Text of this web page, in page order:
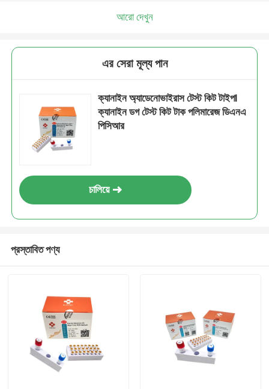
আরো দেখুন
এর সেরা মূল্য পান
ক্যানাইন অ্যাডেনোভাইরাস টেস্ট কিট টাইপⅠ
ক্যানাইন ডগ টেস্ট কিট টাক পলিমারেজ ডিএনএ
পিসিআর
চালিয়ে
প্রস্তাবিত পণ্য